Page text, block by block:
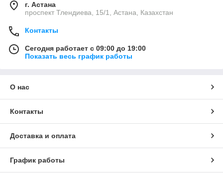
г. Астана
проспект Тлендиева, 15/1, Астана, Казахстан
Контакты
Сегодня работает с 09:00 до 19:00
Показать весь график работы
О нас
Контакты
Доставка и оплата
График работы